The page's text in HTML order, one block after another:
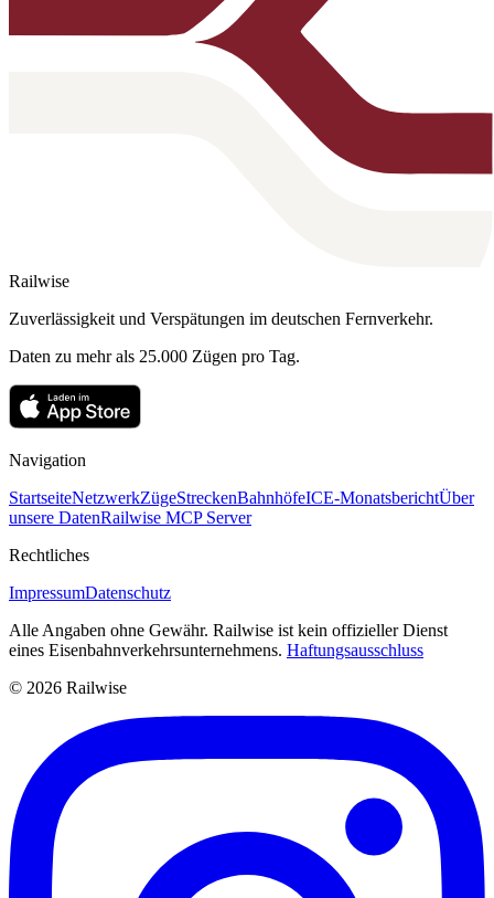
Railwise
Zuverlässigkeit und Verspätungen im deutschen Fernverkehr.
Daten zu mehr als 25.000 Zügen pro Tag.
Navigation
StartseiteNetzwerkZügeStreckenBahnhöfeICE-MonatsberichtÜber
unsere DatenRailwise MCP Server
Rechtliches
ImpressumDatenschutz
Alle Angaben ohne Gewähr. Railwise ist kein offizieller Dienst
eines Eisenbahnverkehrsunternehmens. Haftungsausschluss
© 2026 Railwise